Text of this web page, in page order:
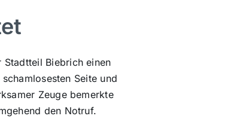
Biebrich einen
Seite und
Zeuge bemerkte
den Notruf.